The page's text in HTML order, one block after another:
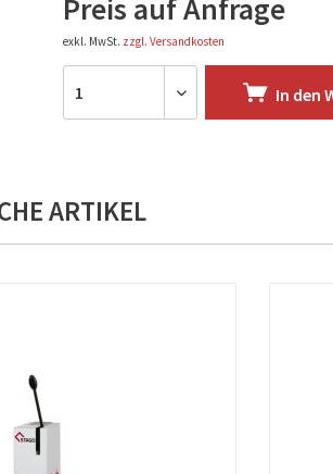
Preis auf Anfrage
exkl. MwSt. zzgl. Versandkosten
In den
ARTIKEL